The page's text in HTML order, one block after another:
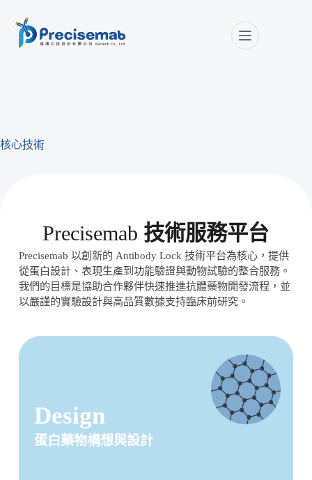
核心技術
Precisemab 技術服務平台
Precisemab 以創新的 Antibody Lock 技術平台為核心，提供
從蛋白設計、表現生產到功能驗證與動物試驗的整合服務。
我們的目標是協助合作夥伴快速推進抗體藥物開發流程，並
以嚴謹的實驗設計與高品質數據支持臨床前研究。
Design
蛋白藥物構想與設計